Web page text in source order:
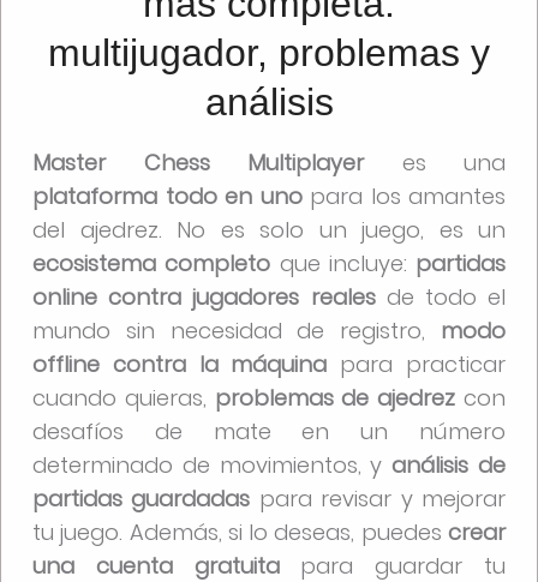
multijugador, problemas y
análisis
Master Chess Multiplayeres una
plataforma todo en unopara los amantes
del ajedrez. No es solo un juego, es un
ecosistema completo que incluye: partidas
online contra jugadores realesde todo el
mundo sin necesidad de registro, modo
offline contra la máquina para practicar
cuando quieras, problemas de ajedrez con
desafíos de mate en un número
determinado de movimientos, yanálisis de
partidas guardadas para revisar y mejorar
tu juego. Además, si lo deseas, puedes crear
una cuenta gratuitapara guardar tu